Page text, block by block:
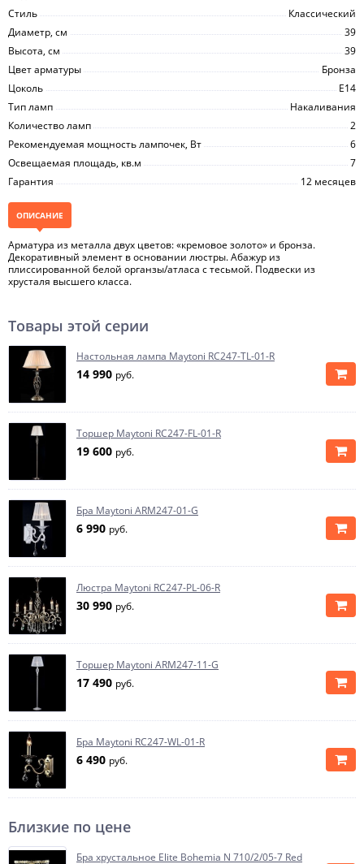
Стиль
Классический
Диаметр, см
39
Высота, см
39
Цвет арматуры
Бронза
Цоколь
E14
Тип ламп
Накаливания
Количество ламп
2
Рекомендуемая мощность лампочек, Вт
6
Освещаемая площадь, кв.м
7
Гарантия
12 месяцев
ОПИСАНИЕ
Арматура из металла двух цветов: «кремовое золото» и бронза.
Декоративный элемент в основании люстры. Абажур из
плиссированной белой органзы/атласа с тесьмой. Подвески из
хрусталя высшего класса.
Товары этой серии
Настольная лампа Maytoni RC247-TL-01-R
14 990 руб.
Торшер Maytoni RC247-FL-01-R
19 600 руб.
Бра Maytoni ARM247-01-G
6 990 руб.
Люстра Maytoni RC247-PL-06-R
30 990 руб.
Торшер Maytoni ARM247-11-G
17 490 руб.
Бра Maytoni RC247-WL-01-R
6 490 руб.
Близкие по цене
Бра хрустальное Elite Bohemia N 710/2/05-7 Red